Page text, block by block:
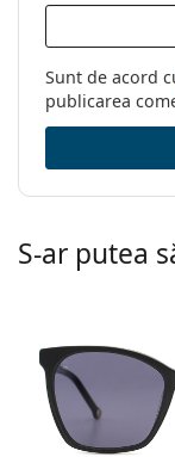
Sunt de acord
publicarea
S-ar putea